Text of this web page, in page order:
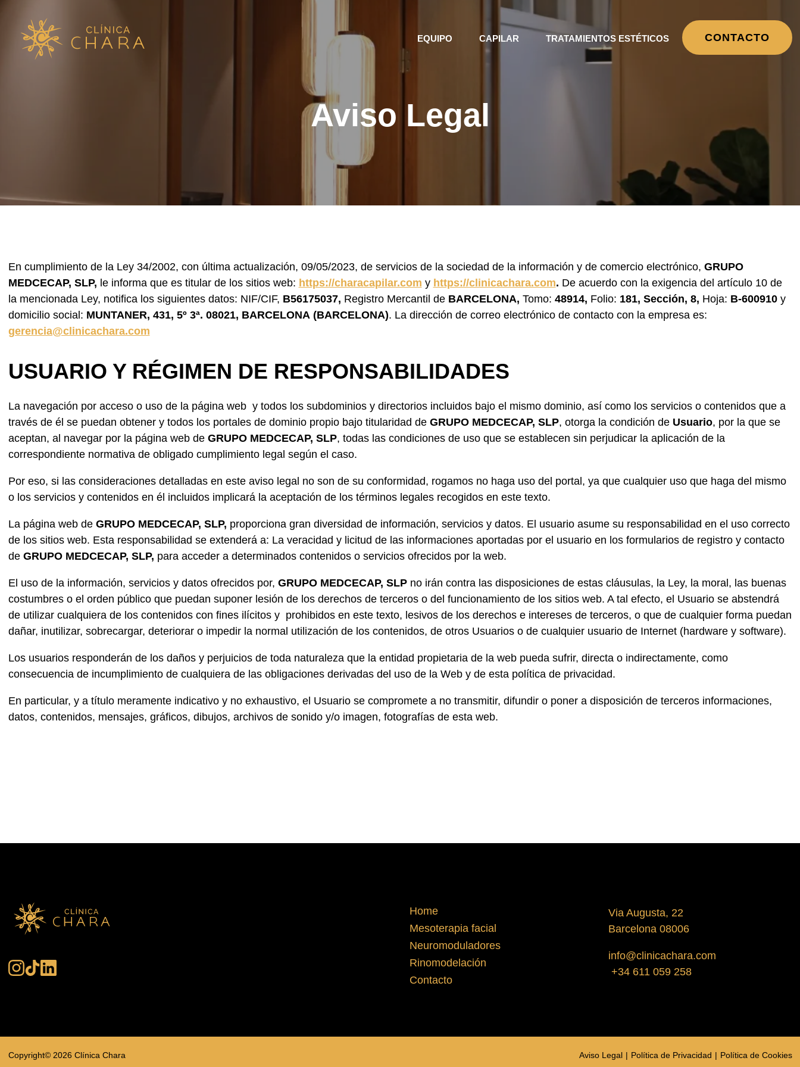
EQUIPO CAPILAR TRATAMIENTOS ESTÉTICOS CONTACTO
Aviso Legal
En cumplimiento de la Ley 34/2002, con última actualización, 09/05/2023, de servicios de la sociedad de la información y de comercio electrónico, GRUPO
MEDCECAP, SLP, le informa que es titular de los sitios web: https://characapilar.com y https://clinicachara.com. De acuerdo con la exigencia del artículo 10 de
la mencionada Ley, notifica los siguientes datos: NIF/CIF, B56175037, Registro Mercantil de BARCELONA, Tomo: 48914, Folio: 181, Sección, 8, Hoja: B-600910 y
domicilio social: MUNTANER, 431, 5º 3ª. 08021, BARCELONA (BARCELONA). La dirección de correo electrónico de contacto con la empresa es:
gerencia@clinicachara.com
USUARIO Y RÉGIMEN DE RESPONSABILIDADES
La navegación por acceso o uso de la página web y todos los subdominios y directorios incluidos bajo el mismo dominio, así como los servicios o contenidos que a
través de él se puedan obtener y todos los portales de dominio propio bajo titularidad de GRUPO MEDCECAP, SLP, otorga la condición de Usuario, por la que se
aceptan, al navegar por la página web de GRUPO MEDCECAP, SLP, todas las condiciones de uso que se establecen sin perjudicar la aplicación de la
correspondiente normativa de obligado cumplimiento legal según el caso.
Por eso, si las consideraciones detalladas en este aviso legal no son de su conformidad, rogamos no haga uso del portal, ya que cualquier uso que haga del mismo
o los servicios y contenidos en él incluidos implicará la aceptación de los términos legales recogidos en este texto.
La página web de GRUPO MEDCECAP, SLP, proporciona gran diversidad de información, servicios y datos. El usuario asume su responsabilidad en el uso correcto
de los sitios web. Esta responsabilidad se extenderá a: La veracidad y licitud de las informaciones aportadas por el usuario en los formularios de registro y contacto
de GRUPO MEDCECAP, SLP, para acceder a determinados contenidos o servicios ofrecidos por la web.
El uso de la información, servicios y datos ofrecidos por, GRUPO MEDCECAP, SLP no irán contra las disposiciones de estas cláusulas, la Ley, la moral, las buenas
costumbres o el orden público que puedan suponer lesión de los derechos de terceros o del funcionamiento de los sitios web. A tal efecto, el Usuario se abstendrá
de utilizar cualquiera de los contenidos con fines ilícitos y prohibidos en este texto, lesivos de los derechos e intereses de terceros, o que de cualquier forma puedan
dañar, inutilizar, sobrecargar, deteriorar o impedir la normal utilización de los contenidos, de otros Usuarios o de cualquier usuario de Internet (hardware y software).
Los usuarios responderán de los daños y perjuicios de toda naturaleza que la entidad propietaria de la web pueda sufrir, directa o indirectamente, como
consecuencia de incumplimiento de cualquiera de las obligaciones derivadas del uso de la Web y de esta política de privacidad.
En particular, y a título meramente indicativo y no exhaustivo, el Usuario se compromete a no transmitir, difundir o poner a disposición de terceros informaciones,
datos, contenidos, mensajes, gráficos, dibujos, archivos de sonido y/o imagen, fotografías de esta web.
Home
Mesoterapia facial
Neuromoduladores
Rinomodelación
Contacto
Via Augusta, 22
Barcelona 08006
info@clinicachara.com
+34 611 059 258
Copyright© 2026 Clínica Chara Aviso Legal Política de Privacidad Política de Cookies